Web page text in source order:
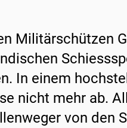
Militärschützen
In einem
nicht mehr ab.
von den